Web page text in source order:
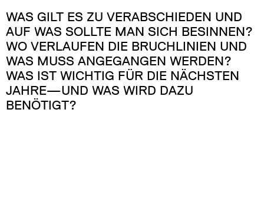
WAS GILT ES ZU VERABSCHIEDEN UND
AUF WAS SOLLTE MAN SICH BESINNEN?
WO VERLAUFEN DIE BRUCHLINIEN UND
WAS MUSS ANGEGANGEN WERDEN?
WAS IST WICHTIG FÜR DIE NÄCHSTEN
JAHRE—UND WAS WIRD DAZU
BENÖTIGT?